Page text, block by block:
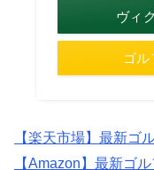
ヴィ
ゴ
【楽天市場】最新ゴ
【Amazon】最新ゴ